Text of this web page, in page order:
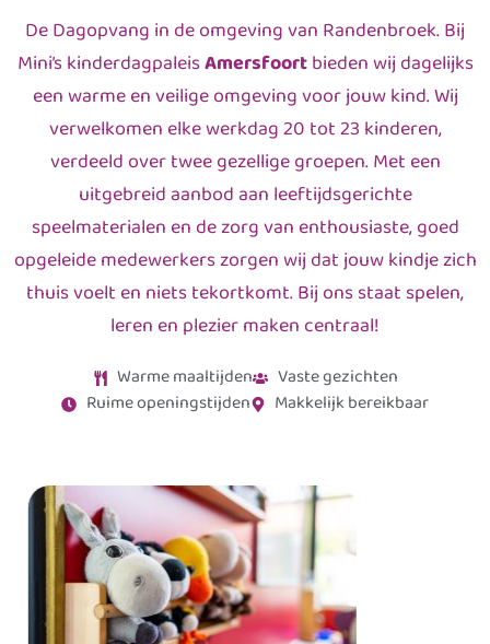
De Dagopvang in de omgeving van Randenbroek. Bij
Mini’s kinderdagpaleisAmersfoortbieden wij dagelijks
een warme en veilige omgeving voor jouw kind. Wij
verwelkomen elke werkdag 20 tot 23 kinderen,
verdeeld over twee gezellige groepen. Met een
uitgebreid aanbod aan leeftijdsgerichte
speelmaterialen en de zorg van enthousiaste, goed
opgeleide medewerkers zorgen wij dat jouw kindje zich
thuis voelt en niets tekortkomt. Bij ons staat spelen,
leren en plezier maken centraal!
Warme maaltijden
Vaste gezichten
Ruime openingstijden
Makkelijk bereikbaar